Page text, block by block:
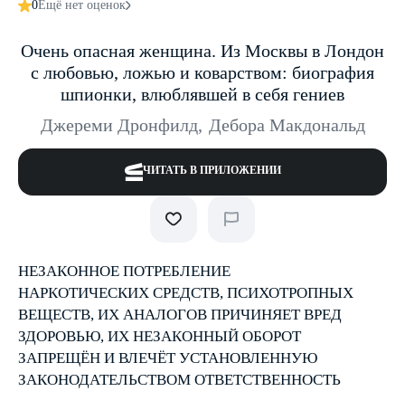
0Ещё нет оценок
Очень опасная женщина. Из Москвы в Лондон
с любовью, ложью и коварством: биография
шпионки, влюблявшей в себя гениев
Джереми Дронфилд, Дебора Макдональд
ЧИТАТЬ В ПРИЛОЖЕНИИ
НЕЗАКОННОЕ ПОТРЕБЛЕНИЕ
НАРКОТИЧЕСКИХ СРЕДСТВ, ПСИХОТРОПНЫХ
ВЕЩЕСТВ, ИХ АНАЛОГОВ ПРИЧИНЯЕТ ВРЕД
ЗДОРОВЬЮ, ИХ НЕЗАКОННЫЙ ОБОРОТ
ЗАПРЕЩЁН И ВЛЕЧЁТ УСТАНОВЛЕННУЮ
ЗАКОНОДАТЕЛЬСТВОМ ОТВЕТСТВЕННОСТЬ